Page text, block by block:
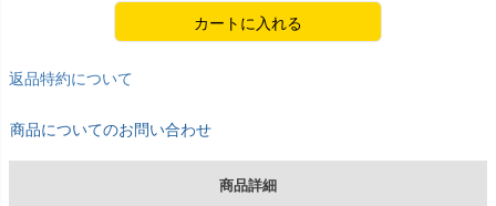
カートに入れる
返品特約について
商品についてのお問い合わせ
商品詳細